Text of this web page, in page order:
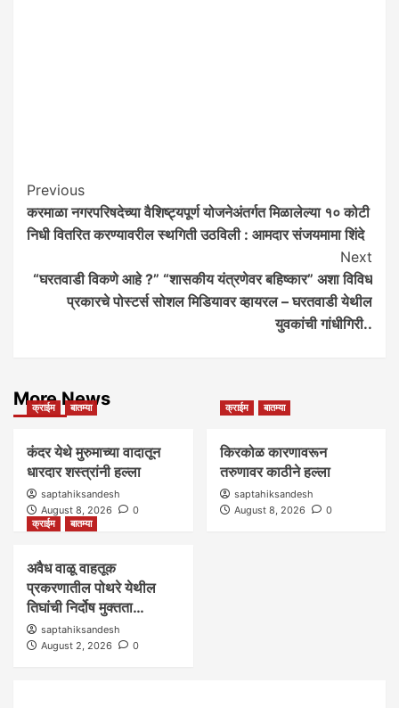
Post
Navigation
Previous
करमाळा नगरपरिषदेच्या वैशिष्ट्यपूर्ण योजनेअंतर्गत मिळालेल्या १० कोटी
निधी वितरित करण्यावरील स्थगिती उठविली : आमदार संजयमामा शिंदे
Next
“घरतवाडी विकणे आहे ?” “शासकीय यंत्रणेवर बहिष्कार” अशा विविध
प्रकारचे पोस्टर्स सोशल मिडियावर व्हायरल – घरतवाडी येथील
युवकांची गांधीगिरी..
More News
क्राईम बातम्या
कंदर येथे मुरुमाच्या वादातून
धारदार शस्त्रांनी हल्ला
saptahiksandesh
August 8, 2026
0
क्राईम बातम्या
किरकोळ कारणावरून
तरुणावर काठीने हल्ला
saptahiksandesh
August 8, 2026
0
क्राईम
बातम्या
अवैध वाळू वाहतूक
प्रकरणातील पोथरे येथील
तिघांची निर्दोष मुक्तता…
saptahiksandesh
August 2, 2026
0